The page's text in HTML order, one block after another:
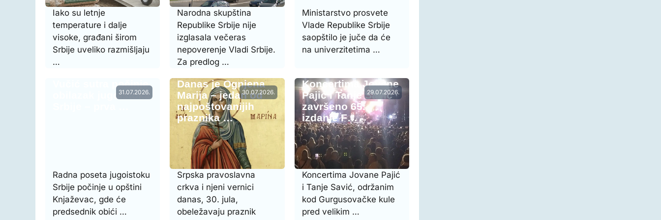
Iako su letnje
temperature i dalje
visoke, građani širom
Srbije uveliko razmišljaju
…
Narodna skupština
Republike Srbije nije
izglasala večeras
nepoverenje Vladi Srbije.
Za predlog …
Ministarstvo prosvete
Vlade Republike Srbije
saopštilo je juče da će
na univerzitetima …
31.07.2026.
Vučić sutra počinje
obilazak jugoistoka
Radna poseta jugoistoku
Srbije počinje u opštini
Knjaževac, gde će
predsednik obići …
30.07.2026.
Danas je Ognjena
Marija – jedan od
najpoštovanijih
praznika …
Srpska pravoslavna
crkva i njeni vernici
danas, 30. jula,
obeležavaju praznik
29.07.2026.
Koncertima Jovane
Pajić i Tanje Savić
završeno 65.
izdanje F…
Koncertima Jovane Pajić
i Tanje Savić, održanim
kod Gurgusovačke kule
pred velikim …